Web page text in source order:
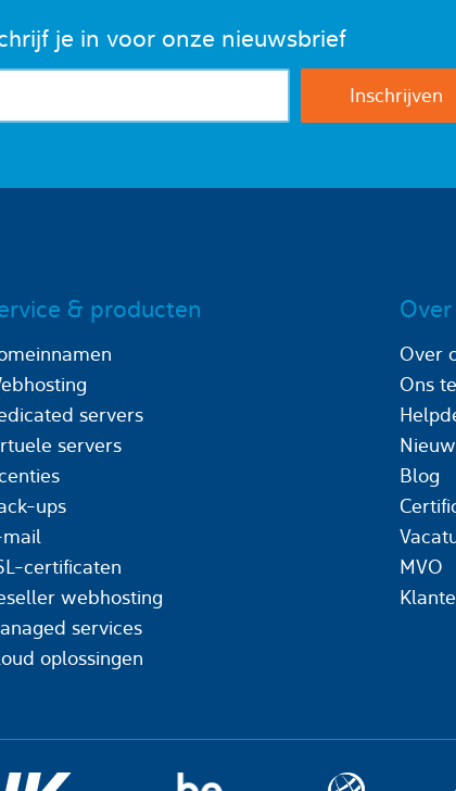
je in voor onze nieuwsbrief
& producten
servers
servers
ups
certificaten
webhosting
services
oplossingen
Over
Ons
Blog
MVO